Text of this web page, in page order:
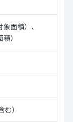
面積）、
）
）